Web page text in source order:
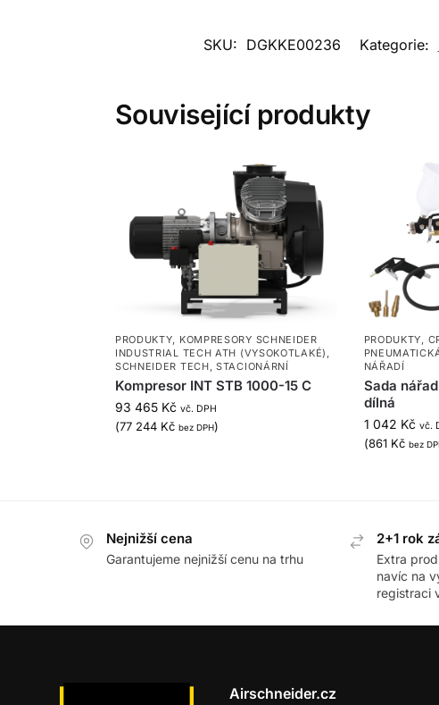
SKU: DGKKE00236 Kategorie:
Související produkty
PRODUKTY, KOMPRESORY SCHNEIDER
INDUSTRIAL TECH ATH (VYSOKOTLAKÉ) ,
SCHNEIDER TECH,STACIONÁRNÍ
Kompresor INT STB 1000-15 C
93 465 Kč vč. DPH
(77 244 Kč bez DPH)
PRODUKTY,
NÁŘADÍ
Sada
dílná
1 042 Kč vč.
(861 Kč bez
Nejnižší cena
Garantujeme nejnižší cenu na trhu
2+1 rok
Extra
navíc na
registraci
Airschneider.cz